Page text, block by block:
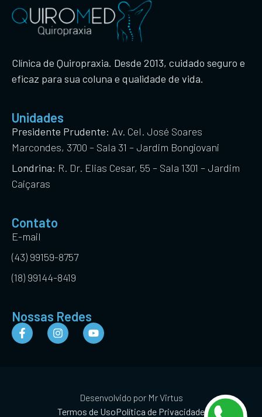
Clínica de Quiropraxia. Desde 2013, cuidado seguro e
eficaz para sua coluna e qualidade de vida.
Contato
E-mail
(43) 99159-8757
(18) 99144-8419
Unidades
Presidente Prudente: Av. Cel. José Soares
Marcondes, 3700 – Sala 31 – Jardim Bongiovani
Londrina: R. Dr. Elias Cesar, 55 – Sala 1301 – Jardim
Caiçaras
Nossas Redes
Desenvolvido por Mr Virtus
Termos de UsoPolítica de Privacidade